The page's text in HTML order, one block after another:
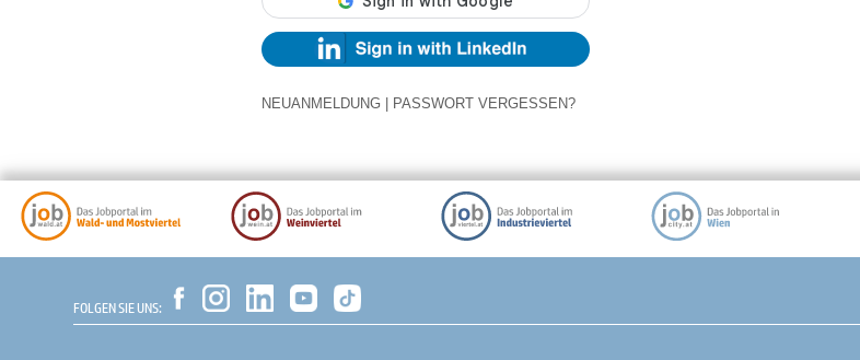
NEUANMELDUNG PASSWORT VERGESSEN?
FOLGEN SIE UNS: